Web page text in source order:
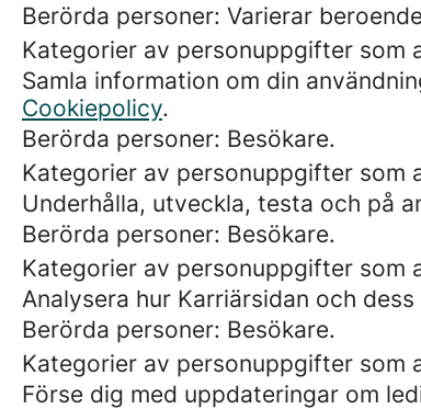
Berörda personer: Varierar
Kategorier av personuppgifter som
Samla information om din
Cookiepolicy.
Berörda personer: Besökare.
Kategorier av personuppgifter som
Underhålla, utveckla, testa och på
Berörda personer: Besökare.
Kategorier av personuppgifter som
Analysera hur Karriärsidan och
Berörda personer: Besökare.
Kategorier av personuppgifter som
Förse dig med uppdateringar om